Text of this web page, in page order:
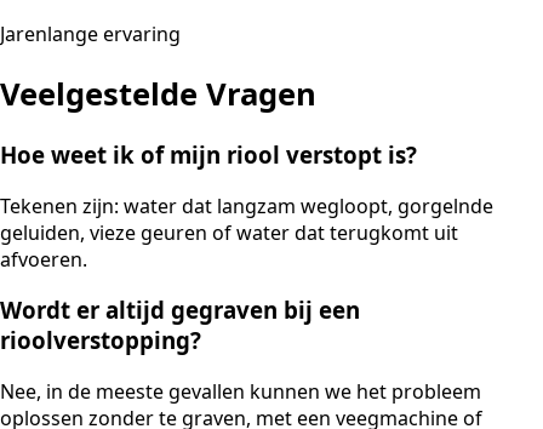
Jarenlange ervaring
Veelgestelde Vragen
Hoe weet ik of mijn riool verstopt is?
Tekenen zijn: water dat langzam wegloopt, gorgelnde
geluiden, vieze geuren of water dat terugkomt uit
afvoeren.
Wordt er altijd gegraven bij een
rioolverstopping?
Nee, in de meeste gevallen kunnen we het probleem
oplossen zonder te graven, met een veegmachine of